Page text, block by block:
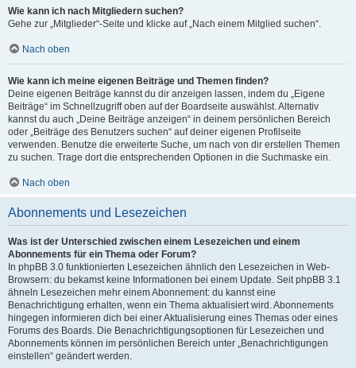
Wie kann ich nach Mitgliedern suchen?
Gehe zur „Mitglieder“-Seite und klicke auf „Nach einem Mitglied suchen“.
Nach oben
Wie kann ich meine eigenen Beiträge und Themen finden?
Deine eigenen Beiträge kannst du dir anzeigen lassen, indem du „Eigene
Beiträge“ im Schnellzugriff oben auf der Boardseite auswählst. Alternativ
kannst du auch „Deine Beiträge anzeigen“ in deinem persönlichen Bereich
oder „Beiträge des Benutzers suchen“ auf deiner eigenen Profilseite
verwenden. Benutze die erweiterte Suche, um nach von dir erstellen Themen
zu suchen. Trage dort die entsprechenden Optionen in die Suchmaske ein.
Nach oben
Abonnements und Lesezeichen
Was ist der Unterschied zwischen einem Lesezeichen und einem
Abonnements für ein Thema oder Forum?
In phpBB 3.0 funktionierten Lesezeichen ähnlich den Lesezeichen in Web-
Browsern: du bekamst keine Informationen bei einem Update. Seit phpBB 3.1
ähneln Lesezeichen mehr einem Abonnement: du kannst eine
Benachrichtigung erhalten, wenn ein Thema aktualisiert wird. Abonnements
hingegen informieren dich bei einer Aktualisierung eines Themas oder eines
Forums des Boards. Die Benachrichtigungsoptionen für Lesezeichen und
Abonnements können im persönlichen Bereich unter „Benachrichtigungen
einstellen“ geändert werden.